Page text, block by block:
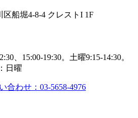
区船堀4-8-4 クレストI 1F